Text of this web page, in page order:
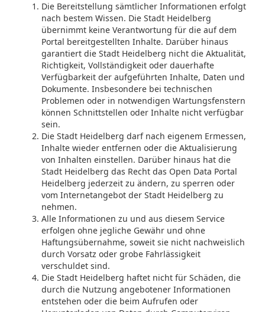
Die Bereitstellung sämtlicher Informationen erfolgt
nach bestem Wissen. Die Stadt Heidelberg
übernimmt keine Verantwortung für die auf dem
Portal bereitgestellten Inhalte. Darüber hinaus
garantiert die Stadt Heidelberg nicht die Aktualität,
Richtigkeit, Vollständigkeit oder dauerhafte
Verfügbarkeit der aufgeführten Inhalte, Daten und
Dokumente. Insbesondere bei technischen
Problemen oder in notwendigen Wartungsfenstern
können Schnittstellen oder Inhalte nicht verfügbar
sein.
Die Stadt Heidelberg darf nach eigenem Ermessen,
Inhalte wieder entfernen oder die Aktualisierung
von Inhalten einstellen. Darüber hinaus hat die
Stadt Heidelberg das Recht das Open Data Portal
Heidelberg jederzeit zu ändern, zu sperren oder
vom Internetangebot der Stadt Heidelberg zu
nehmen.
Alle Informationen zu und aus diesem Service
erfolgen ohne jegliche Gewähr und ohne
Haftungsübernahme, soweit sie nicht nachweislich
durch Vorsatz oder grobe Fahrlässigkeit
verschuldet sind.
Die Stadt Heidelberg haftet nicht für Schäden, die
durch die Nutzung angebotener Informationen
entstehen oder die beim Aufrufen oder